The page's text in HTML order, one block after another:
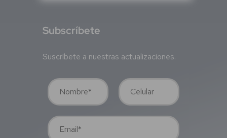
Subscríbete
Suscríbete a nuestras actualizaciones.